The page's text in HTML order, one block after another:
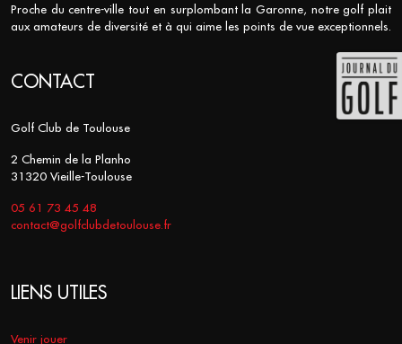
Proche du centre-ville tout en surplombant la Garonne, notre golf plait
aux amateurs de diversité et à qui aime les points de vue exceptionnels.
CONTACT
Golf Club de Toulouse
2 Chemin de la Planho
31320 Vieille-Toulouse
05 61 73 45 48
contact@golfclubdetoulouse.fr
LIENS UTILES
Venir jouer